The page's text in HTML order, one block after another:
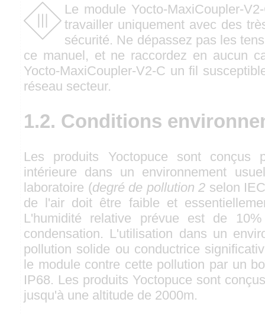
Le module Yocto-MaxiCoupler-
travailler uniquement avec des
sécurité. Ne dépassez pas les
ce manuel, et ne raccordez en aucun
Yocto-MaxiCoupler-V2-C un fil
réseau secteur.
1.2. Conditions
Les produits Yoctopuce sont conçus
intérieure dans un environnement
laboratoire (degré de pollution 2 selon
de l'air doit être faible et
L'humidité relative prévue est de
condensation. L'utilisation dans un
pollution solide ou conductrice
le module contre cette pollution par un
IP68. Les produits Yoctopuce sont
jusqu'à une altitude de 2000m.